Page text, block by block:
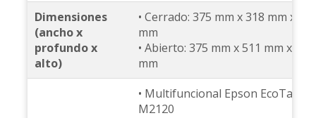
Dimensiones
(ancho x
profundo x
alto)
• Cerrado: 375 mm x 318 mm x
mm
• Abierto: 375 mm x 511 mm x 200
mm
• Multifuncional Epson EcoTank
M2120